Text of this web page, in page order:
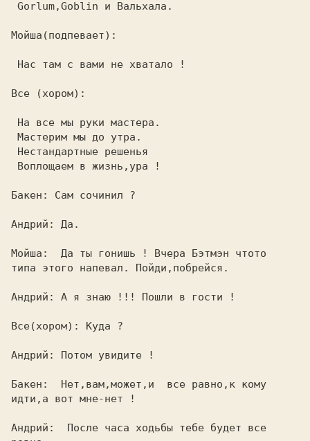
Мойша(подпевает):
Все (хором):
Бакен: Сам сочинил ?
Андрий: Да.
Мойша:  Да ты гонишь ! Вчера Бэтмэн чтото
типа этого напевал. Пойди,побрейся.
Андрий: А я знаю !!! Пошли в гости !
Все(хором): Куда ?
Андрий: Потом увидите !
Бакен:  Нет,вам,может,и  все равно,к кому
идти,а вот мне-нет !
Андрий:  После часа ходьбы тебе будет все